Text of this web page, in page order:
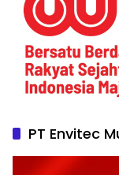
PT Envitec